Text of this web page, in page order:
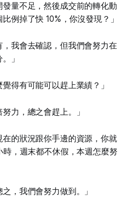
量不足，然後成交前的轉化動
例掉了快 10%，你沒發現？」
我會去確認，但我們會努力在
」
得有可能可以趕上業績？」
力，總之會趕上。」
的狀況跟你手邊的資源，你就
時，週末都不休假，本週怎麼努
，我們會努力做到。」